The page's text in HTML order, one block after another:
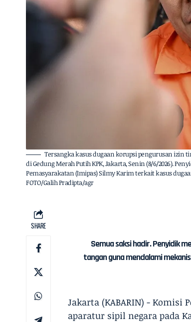
Tersangka kasus dugaan korupsi pengurusan izin
di Gedung Merah Putih KPK, Jakarta, Senin (8/6/2026).
Pemasyarakatan (Imipas) Silmy Karim terkait kasus
FOTO/Galih Pradipta/agr
SHARE
Semua saksi hadir. Penyidik
tangan guna mendalami
Jakarta (KABARIN) - Komisi
aparatur sipil negara pada